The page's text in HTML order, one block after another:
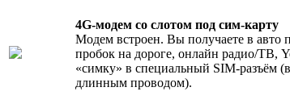
4G-модем со слотом под сим-карту
Модем встроен. Вы получаете в авто
пробок на дороге, онлайн радио/ТВ,
«симку» в специальный SIM-разъём
длинным проводом).